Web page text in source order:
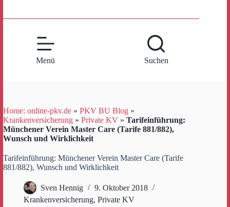
Menü Suchen
Home: online-pkv.de » PKV BU Blog »
Krankenversicherung » Private KV » Tarifeinführung:
Münchener Verein Master Care (Tarife 881/882),
Wunsch und Wirklichkeit
Tarifeinführung: Münchener Verein Master Care (Tarife
881/882), Wunsch und Wirklichkeit
Sven Hennig
9. Oktober 2018
Krankenversicherung, Private KV